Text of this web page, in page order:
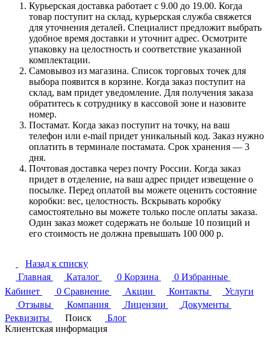
Курьерская доставка работает с 9.00 до 19.00. Когда
товар поступит на склад, курьерская служба свяжется
для уточнения деталей. Специалист предложит выбрать
удобное время доставки и уточнит адрес. Осмотрите
упаковку на целостность и соответствие указанной
комплектации.
Самовывоз из магазина. Список торговых точек для
выбора появится в корзине. Когда заказ поступит на
склад, вам придет уведомление. Для получения заказа
обратитесь к сотруднику в кассовой зоне и назовите
номер.
Постамат. Когда заказ поступит на точку, на ваш
телефон или e-mail придет уникальный код. Заказ нужно
оплатить в терминале постамата. Срок хранения — 3
дня.
Почтовая доставка через почту России. Когда заказ
придет в отделение, на ваш адрес придет извещение о
посылке. Перед оплатой вы можете оценить состояние
коробки: вес, целостность. Вскрывать коробку
самостоятельно вы можете только после оплаты заказа.
Один заказ может содержать не больше 10 позиций и
его стоимость не должна превышать 100 000 р.
Назад к списку
Главная
Каталог 0 Корзина 0 Избранные
Кабинет
0 Сравнение Акции Контакты
Услуги
Отзывы
Компания Лицензии
Документы
Реквизиты
Поиск
Блог
Клиентская информация